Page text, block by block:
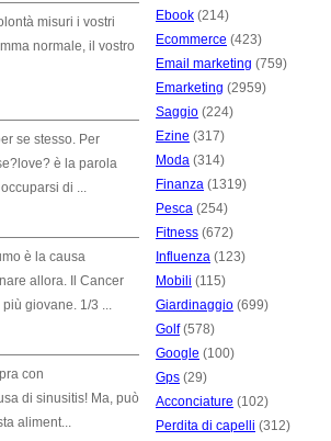
misuri i vostri
normale, il vostro
se stesso. Per
è la parola
di ...
è la causa
allora. Il Cancer
giovane. 1/3 ...
con
di sinusitis! Ma, può
aliment...
Ebook (214)
Ecommerce (423)
Email marketing (759)
Emarketing (2959)
Saggio (224)
Ezine (317)
Moda (314)
Finanza (1319)
Pesca (254)
Fitness (672)
Influenza (123)
Mobili (115)
Giardinaggio (699)
Golf(578)
Google (100)
Gps (29)
Acconciature (102)
Perdita di capelli (312)